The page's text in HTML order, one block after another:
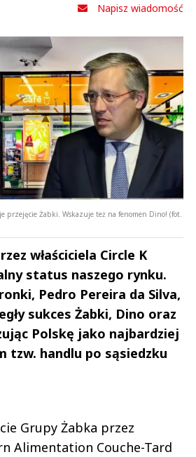
Napisz wiadomość
przejęcie Żabki. Wskazuje też na fenomen Dino! (fot.
właściciela Circle K
status naszego rynku.
Pedro Pereira da Silva,
sukces Żabki, Dino oraz
Polskę jako najbardziej
tzw. handlu po sąsiedzku
Grupy Żabka przez
Alimentation Couche-Tard